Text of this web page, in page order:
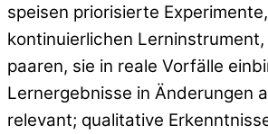
speisen priorisierte
kontinuierlichen
paaren, sie in reale Vorfälle
Lernergebnisse in Änderungen
relevant; qualitative